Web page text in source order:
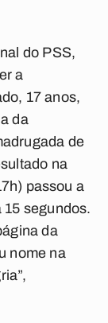
do PSS,
a
17 anos,
da
de
na
passou a
segundos.
da
nome na